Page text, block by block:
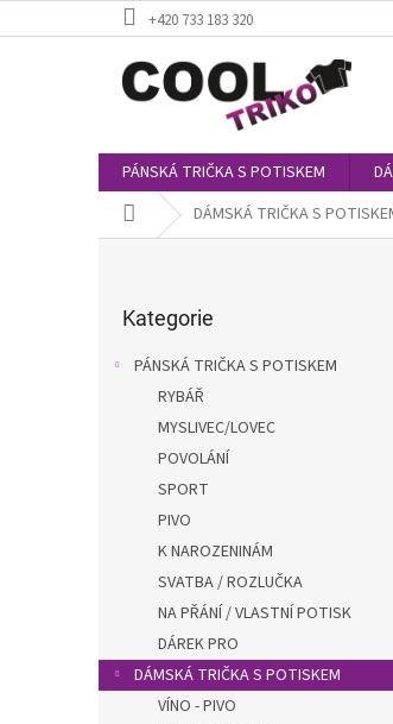
na
+420 733 183 320
PÁNSKÁ TRIČKA S POTISKEM
Domů DÁMSKÁ TRIČKA S
kategorie
Kategorie
PÁNSKÁ TRIČKA S POTISKEM
RYBÁŘ
MYSLIVEC/LOVEC
POVOLÁNÍ
SPORT
PIVO
K NAROZENINÁM
SVATBA / ROZLUČKA
NA PŘÁNÍ / VLASTNÍ POTISK
DÁREK PRO
DÁMSKÁ TRIČKA S POTISKEM
VÍNO - PIVO